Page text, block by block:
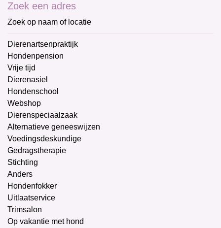
Zoek een adres
Zoek op naam of locatie
Dierenartsenpraktijk
Hondenpension
Vrije tijd
Dierenasiel
Hondenschool
Webshop
Dierenspeciaalzaak
Alternatieve geneeswijzen
Voedingsdeskundige
Gedragstherapie
Stichting
Anders
Hondenfokker
Uitlaatservice
Trimsalon
Op vakantie met hond